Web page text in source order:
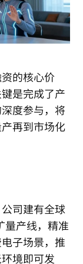
的核心价
是完成了产
度参与，将
再到市场化
司建有全球
量产线，精准
子场景，推
境即可发